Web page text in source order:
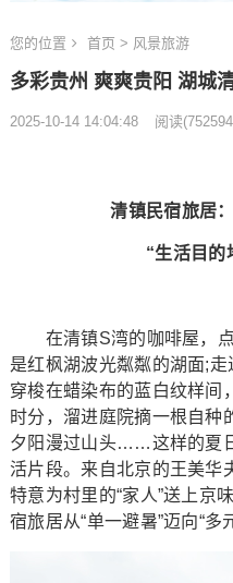
您的位置 首页 > 风景旅游
多彩贵州 爽爽贵阳 湖城
2025-10-14 14:04:48 阅读(
清镇民宿旅居
“生活目的
在清镇S湾的咖啡屋，点
是红枫湖波光粼粼的湖面;
穿梭在蜡染布的蓝白纹样间
时分，溜进庭院摘一根自种
夕阳漫过山头……这样的夏
活片段。来自北京的王美华
特意为村里的“家人”送上京
宿旅居从“单一避暑”迈向“多